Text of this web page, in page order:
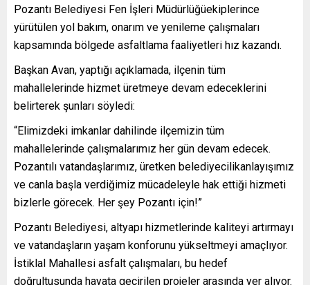
Pozantı Belediyesi Fen İşleri Müdürlüğüekiplerince
yürütülen yol bakım, onarım ve yenileme çalışmaları
kapsamında bölgede asfaltlama faaliyetleri hız kazandı.
Başkan Avan, yaptığı açıklamada, ilçenin tüm
mahallelerinde hizmet üretmeye devam edeceklerini
belirterek şunları söyledi:
“Elimizdeki imkanlar dahilinde ilçemizin tüm
mahallelerinde çalışmalarımız her gün devam edecek.
Pozantılı vatandaşlarımız, üretken belediyecilikanlayışımız
ve canla başla verdiğimiz mücadeleyle hak ettiği hizmeti
bizlerle görecek. Her şey Pozantı için!”
Pozantı Belediyesi, altyapı hizmetlerinde kaliteyi artırmayı
ve vatandaşların yaşam konforunu yükseltmeyi amaçlıyor.
İstiklal Mahallesi asfalt çalışmaları, bu hedef
doğrultusunda hayata geçirilen projeler arasında yer alıyor.